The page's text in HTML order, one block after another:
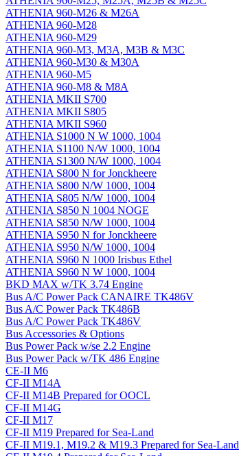
ATHENIA 960-M26 & M26A
ATHENIA 960-M28
ATHENIA 960-M29
ATHENIA 960-M3, M3A, M3B & M3C
ATHENIA 960-M30 & M30A
ATHENIA 960-M5
ATHENIA 960-M8 & M8A
ATHENIA MKII S700
ATHENIA MKII S805
ATHENIA MKII S960
ATHENIA S1000 N W 1000, 1004
ATHENIA S1100 N/W 1000, 1004
ATHENIA S1300 N/W 1000, 1004
ATHENIA S800 N for Jonckheere
ATHENIA S800 N/W 1000, 1004
ATHENIA S805 N/W 1000, 1004
ATHENIA S850 N 1004 NOGE
ATHENIA S850 N/W 1000, 1004
ATHENIA S950 N for Jonckheere
ATHENIA S950 N/W 1000, 1004
ATHENIA S960 N 1000 Irisbus Ethel
ATHENIA S960 N W 1000, 1004
BKD MAX w/TK 3.74 Engine
Bus A/C Power Pack CANAIRE TK486V
Bus A/C Power Pack TK486B
Bus A/C Power Pack TK486V
Bus Accessories & Options
Bus Power Pack w/se 2.2 Engine
Bus Power Pack w/TK 486 Engine
CE-II M6
CF-II M14A
CF-II M14B Prepared for OOCL
CF-II M14G
CF-II M17
CF-II M19 Prepared for Sea-Land
CF-II M19.1, M19.2 & M19.3 Prepared for Sea-Land